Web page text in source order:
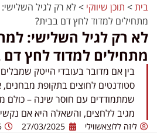
בית> תוכן שיווקי >לא רק לגיל
מתחילים למדוד לחץ דם בבית?
לא רק לגיל השלישי:
מתחילים למדוד לחץ דם
בין אם מדובר בעובדי הייטק
סטודנטים לחוצים בתקופת מבחנים,
שמתמודדים עם חוסר שינה – כולם
מגיב ללחצים, והשאלה היא אם
ליזה ללוצאשווילי 27/03/2025